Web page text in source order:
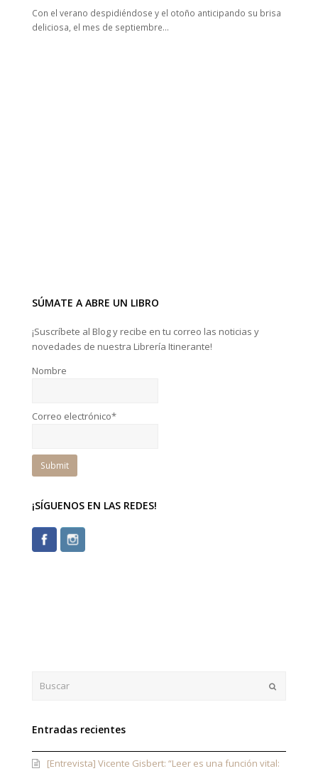
Con el verano despidiéndose y el otoño anticipando su brisa
deliciosa, el mes de septiembre…
SÚMATE A ABRE UN LIBRO
¡Suscríbete al Blog y recibe en tu correo las noticias y
novedades de nuestra Librería Itinerante!
Nombre
Correo electrónico*
¡SÍGUENOS EN LAS REDES!
Entradas recientes
[Entrevista] Vicente Gisbert: “Leer es una función vital: